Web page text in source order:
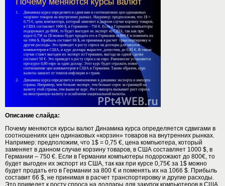
Описание слайда:
Почему меняются курсы валют Динамика курса определяется сдвигами в
соотношениях цен одинаковых «корзин» товаров на внутренних рынках.
Например: предположим, что 1$ = 0,75 €, цена компьютера, который
заменяет в данном случае корзину товаров, в США составляет 1000 $, в
Германии – 750 €. Если в Германии компьютеры подорожают до 800€, то
будет выгоден их экспорт из США, так как при курсе 0,75€ за 1$ можно
будет продать его в Германии за 800 € и поменять их на 1066 $. Прибыль
составит 66 $, не принимая в расчет транспортировку и другие расходы.
Это приведет к росту спроса на доллары для закупок компьютеров в США,